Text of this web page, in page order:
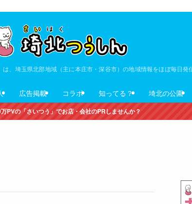
、埼玉県北部地域（主に本庄市・深谷市）の地域情報をほぼ毎日発
広告掲載 コラボ 知ってる？ 埼北の公園
PVの「さいつう」でお店・会社のPRしませんか？